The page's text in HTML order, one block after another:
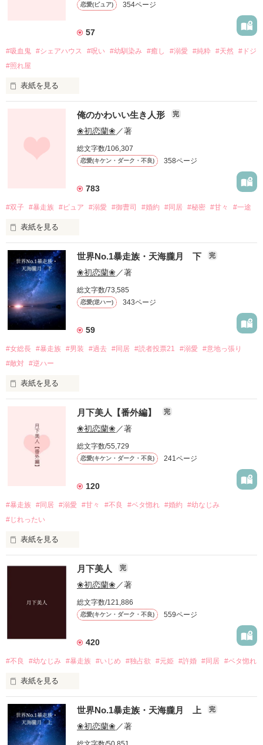
明かされる叶恋の悲しい過去。
次々と巻き起こる波乱は止まることを知らない。
「助けて……っ羅虎」
「待ってろ。俺が楽にしてやる」
再会と過去、そして嵐のⅡとなる──。
「早く好きになって。俺のこと」
「っ絶対好きになんかなんないんだから！！」
ヤクザと恋に落ちるなんて
絶対にありえないもん……！
作品を読む
黒狼の総長で、大の女嫌い。
「紅魅、同じ部屋だし一緒に寝るぞ」
「はぁっ!？」
「紅魅は俺のことが好きだろ？」
◇俺様で強引な男なんて、嫌なのに。
◆素直に好きって、言えばいいのに。
「よかった。紅魅が無事で」
◇見せる優しさも、笑顔も、全部初めて。
初めてなはずなのに……。
もなる。いつだって、俺が紅魅を守るから」
私は、何を忘れているの……？
◆早く思い出せよ、俺のこと……。
狼総長と薔薇姫の想いは通じるのか。
♡♡♡♡♡♡♡♡♡♡♡♡♡♡♡♡
ツンデレ鈍感お姫様、月城紅魅(つきしろくみ)
×
♡♡♡♡♡♡♡♡♡♡♡♡♡♡♡♡
「やっと思い出した……もう離さねぇから」
「っ……うん！」
恋愛(ピュア) 354ページ
57
#吸血鬼 #シェアハウス #呪い #幼馴染み #癒し #溺愛 #純粋 #天然 #ドジ
#照れ屋
表紙を見る
ある日、叔父様の家に住むことになった私。
──世に恐れられてる、“吸血鬼”だった。
「チッ……転ぶな。邪魔くせぇ」
そう言う彼の瞳は冷たくて、恐ろしくて。
でも……どこか寂しそうで。
「お前、バカか！死にてぇのかよ!？」
「……うるせぇから来ただけだ」
「おら来い。手当てしてやるから」
人間不信で女嫌いなはずなのに、優しくて。
†††††††††††††††††††
“望月千桜(もちづき ちお)”
人間不信だけど照れ屋で優しい吸血鬼
“有馬京夜(ありま きょうや)”
†††††††††††††††††††
「私っ、京夜くんが好きなんです！」
「京夜くん、大好きだよ！」
これは、天真爛漫なドジと照れ屋な吸血鬼。
そんなふたりの、甘い甘い恋のバトル。
作品を読む
俺のかわいい生き人形 完
❀初恋蘭❀／著
総文字数/106,307
恋愛(キケン・ダーク・不良) 358ページ
783
#双子 #暴走族 #ピュア #溺愛 #御曹司 #婚約 #同居 #秘密 #甘々 #一途
表紙を見る
16年間、すべてを家のために捧げてきたあたし
普段は欠落品扱い
都合のいい時だけ双子の身代わりさせられて
誰も本当のあたしなんか見なかった
でも……初めて本当のあたしを見ようとしてくれた
16年間、誰かに夢中になるなんてことはなかった
普段は国のトップの御曹司
裏では全国トップの暴走族の総長
そんな時……出会ってしまった
多くの顔を持ってて、愛を知らないお前に
心から優しくて、そばにいてくれるあなたに
❀総合ランキング２位❀
日々皆様の感想やレビュー、いいねを活力にさせていただいて
おります！
世界No.1暴走族・天海朧月 下 完
❀初恋蘭❀ ／著
総文字数/73,585
恋愛(逆ハー) 343ページ
59
#女総長 #暴走族 #男装 #過去 #同居 #読者投票21 #溺愛
#意地っ張り
#敵対 #逆ハー
表紙を見る
✿「私は……誰のことも好きにならない！」✿
✶「七聖が好きでたまんねぇんだって！」✶
✿「もう……助けて………」✿
新しく、運命の紅い糸が結ばれる。
もう、絡まないように────。
月下美人【番外編】 完
❀初恋蘭❀ ／著
総文字数/55,729
恋愛(キケン・ダーク・不良) 241ページ
120
#暴走族 #同居 #溺愛 #甘々 #不良 #ベタ惚れ #婚約
#幼なじみ
#じれったい
表紙を見る
同棲をついに始めた私たち。
全部問題も解決して、みんな再スタート！
「全然翠が足りない」
愛生＆碧　苺＆怜央カップルのその後も♡
本編では恋のスタートをしていた
陽菜＆聖七　彩葉＆瑠架の恋模様もたっぷり♡
月下美人 完
❀初恋蘭❀ ／著
総文字数/121,886
恋愛(キケン・ダーク・不良) 559ページ
420
#不良 #幼なじみ #暴走族 #いじめ #独占欲 #元姫 #許婚 #同居 #ベタ惚れ
表紙を見る
ある日突然、信じてた絆が切れた。
「ちょ、待ってよ！私なんもしてない！！」
「嘘つくなよ気持ち悪い！お前なんかいらねぇ」
世界No.1暴走族・天海朧月 上 完
❀初恋蘭❀ ／著